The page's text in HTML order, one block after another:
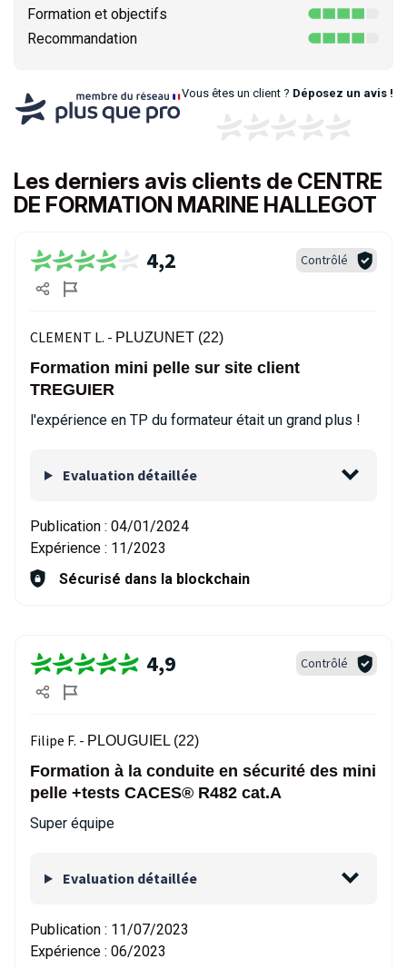
Formation et objectifs
Recommandation
Vous êtes un client ? Déposez un avis !
Les derniers avis clients de CENTRE
DE FORMATION MARINE HALLEGOT
4,2 Contrôlé
CLEMENT L. - PLUZUNET (22)
Formation mini pelle sur site client
TREGUIER
l'expérience en TP du formateur était un grand plus !
Evaluation détaillée
Publication : 04/01/2024
Expérience : 11/2023
Sécurisé dans la blockchain
4,9 Contrôlé
Filipe F. - PLOUGUIEL (22)
Formation à la conduite en sécurité des mini
pelle +tests CACES® R482 cat.A
Super équipe
Evaluation détaillée
Publication : 11/07/2023
Expérience : 06/2023